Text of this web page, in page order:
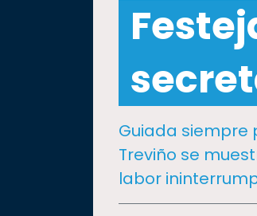
Internacionalización
Guiada siempre
Treviño se
labor